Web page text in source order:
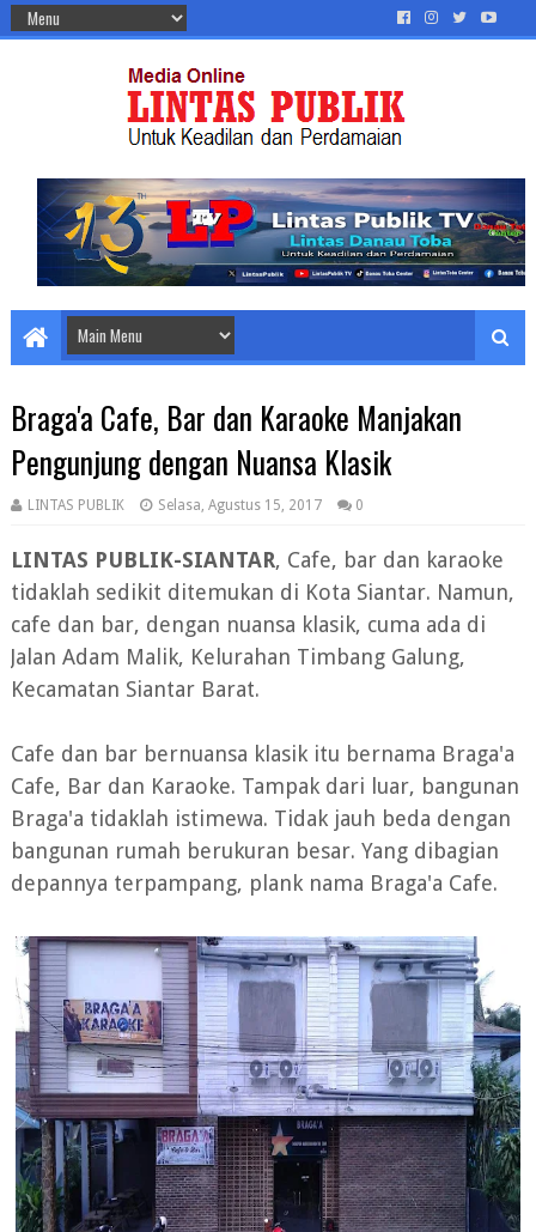
Braga'a Cafe, Bar dan Karaoke Manjakan
Pengunjung dengan Nuansa Klasik
LINTAS PUBLIK Selasa, Agustus 15, 2017 0
LINTAS PUBLIK-SIANTAR, Cafe, bar dan karaoke
tidaklah sedikit ditemukan di Kota Siantar. Namun,
cafe dan bar, dengan nuansa klasik, cuma ada di
Jalan Adam Malik, Kelurahan Timbang Galung,
Kecamatan Siantar Barat.
Cafe dan bar bernuansa klasik itu bernama Braga'a
Cafe, Bar dan Karaoke. Tampak dari luar, bangunan
Braga'a tidaklah istimewa. Tidak jauh beda dengan
bangunan rumah berukuran besar. Yang dibagian
depannya terpampang, plank nama Braga'a Cafe.